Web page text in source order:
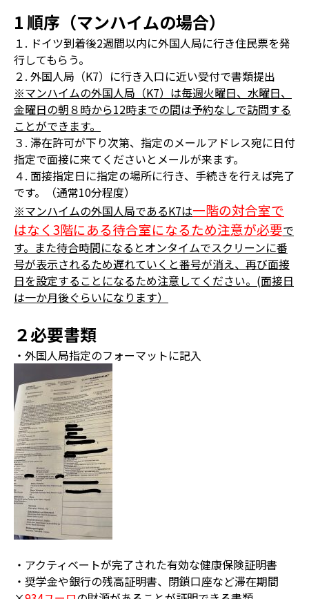
1 順序（マンハイムの場合）
１. ドイツ到着後2週間以内に外国人局に行き住民票を発
行してもらう。
２. 外国人局（K7）に行き入口に近い受付で書類提出
※マンハイムの外国人局（K7）は毎週火曜日、水曜日、
金曜日の朝８時から12時までの間は予約なしで訪問する
ことができます。
３. 滞在許可が下り次第、指定のメールアドレス宛に日付
指定で面接に来てくださいとメールが来ます。
４. 面接指定日に指定の場所に行き、手続きを行えば完了
です。（通常10分程度）
※マンハイムの外国人局であるK7は一階の対合室で
はなく3階にある待合室になるため注意が必要で
す。また待合時間になるとオンタイムでスクリーンに番
号が表示されるため遅れていくと番号が消え、再び面接
日を設定することになるため注意してください。(面接日
は一か月後ぐらいになります）
２必要書類
・外国人局指定のフォーマットに記入
・アクティベートが完了された有効な健康保険証明書
・奨学金や銀行の残高証明書、閉鎖口座など滞在期間